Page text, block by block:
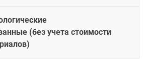
(без учета стоимости